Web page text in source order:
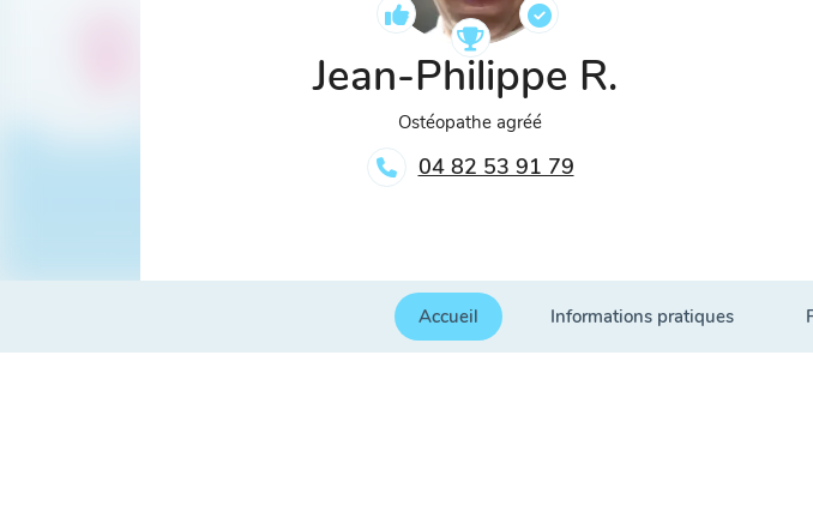
Jean-Philippe R.
Ostéopathe agréé
04 82 53 91 79
Accueil Informations pratiques